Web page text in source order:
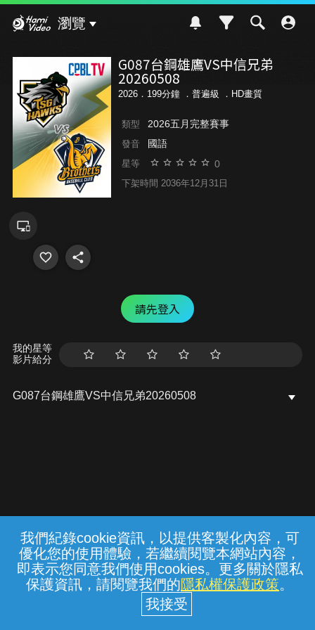
我們紀錄cookie資訊，以提供客製化內容，可
優化您的使用體驗，若繼續閱覽本網站內容，
即表示您同意我們使用cookies。更多關於隱私
保護資訊，請閱覽我們的隱私權保護政策。
瀏覽
G087台鋼雄鷹VS中信兄弟
20260508
2026．199分鐘 ． 普遍級 ．HD畫質
類型 2026五月完整賽事
發音 國語
星等 0
下架時間 2036年12月31日
請先登入
我的星等
影片給分
G087台鋼雄鷹VS中信兄弟20260508
常見問題 線上客服 服務條款 隱私權保護
中華電信股份有限公司個人家庭分公司
(統一編號：96979949) © 2026
{{notifyMsg}}